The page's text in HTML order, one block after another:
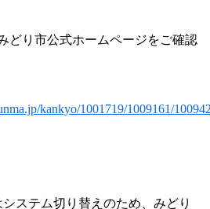
どり市公式ホームページをご確認
kankyo/1001719/1009161/
システム切り替えのため、みどり